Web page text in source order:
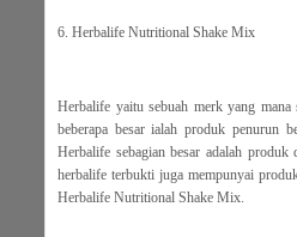
6. Herbalife Nutritional Shake Mix
Herbalife yaitu sebuah merk yang
beberapa besar ialah produk penurun
Herbalife sebagian besar adalah
herbalife terbukti juga mempunyai
Herbalife Nutritional Shake Mix.